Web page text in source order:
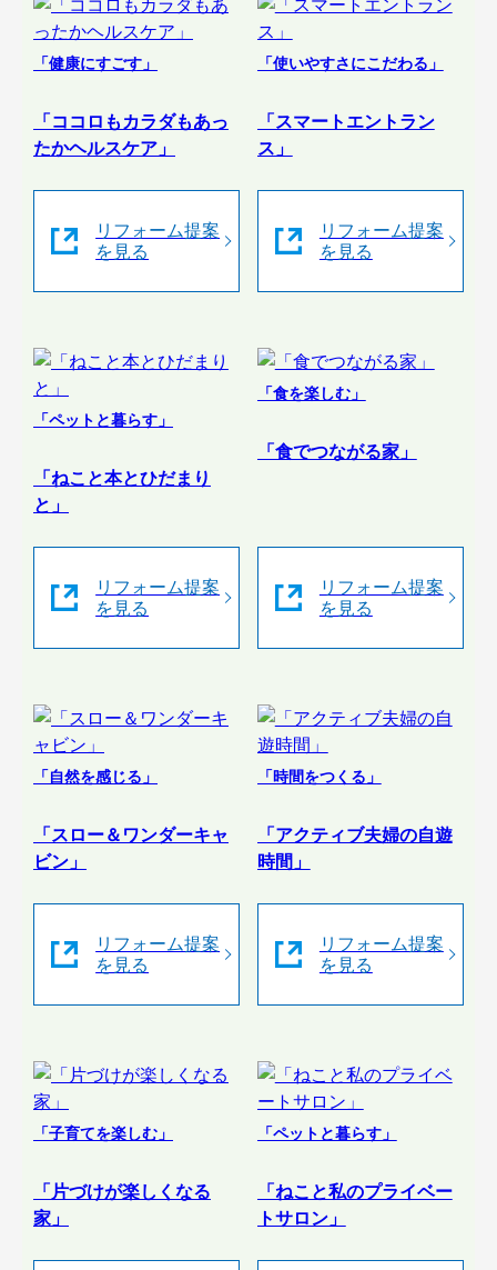
「健康にすごす」
「ココロもカラダもあっ
たかヘルスケア」
リフォーム提案
を見る
「使いやすさにこだわる」
「スマートエントラン
ス」
リフォーム提案
を見る
「ペットと暮らす」
「ねこと本とひだまり
と」
リフォーム提案
を見る
「食を楽しむ」
「食でつながる家」
リフォーム提案
を見る
「自然を感じる」
「スロー＆ワンダーキャ
ビン」
リフォーム提案
を見る
「時間をつくる」
「アクティブ夫婦の自遊
時間」
リフォーム提案
を見る
「子育てを楽しむ」
「片づけが楽しくなる
家」
「ペットと暮らす」
「ねこと私のプライベー
トサロン」